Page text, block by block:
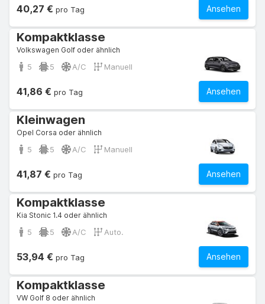
Ansehen
40,27 € pro Tag
Kompaktklasse
Volkswagen Golf oder ähnlich
5 5 A/C Manuell
Ansehen
41,86 € pro Tag
Kleinwagen
Opel Corsa oder ähnlich
5 5 A/C Manuell
Ansehen
41,87 € pro Tag
Kompaktklasse
Kia Stonic 1.4 oder ähnlich
5 5 A/C Auto.
Ansehen
53,94 € pro Tag
Kompaktklasse
VW Golf 8 oder ähnlich